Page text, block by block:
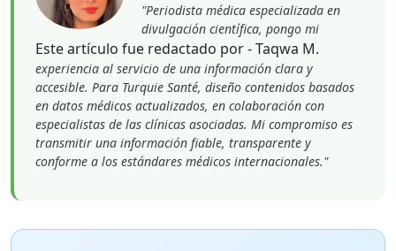
Este artículo fue redactado por - Taqwa M.
"Periodista médica especializada en
divulgación científica, pongo mi
experiencia al servicio de una información clara y
accesible. Para Turquie Santé, diseño contenidos basados
en datos médicos actualizados, en colaboración con
especialistas de las clínicas asociadas. Mi compromiso es
transmitir una información fiable, transparente y
conforme a los estándares médicos internacionales."